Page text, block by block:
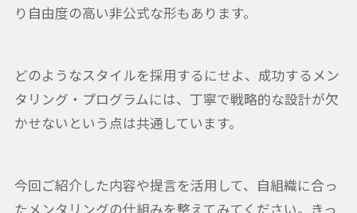
り自由度の高い非公式な形もあります。
どのようなスタイルを採用するにせよ、成功するメン
タリング・プログラムには、丁寧で戦略的な設計が欠
かせないという点は共通しています。
今回ご紹介した内容や提言を活用して、自組織に合っ
たメンタリングの仕組みを整えてみてください。きっ